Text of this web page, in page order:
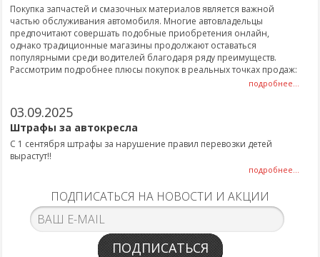
Покупка запчастей и смазочных материалов является важной
частью обслуживания автомобиля. Многие автовладельцы
предпочитают совершать подобные приобретения онлайн,
однако традиционные магазины продолжают оставаться
популярными среди водителей благодаря ряду преимуществ.
Рассмотрим подробнее плюсы покупок в реальных точках продаж:
подробнее...
03.09.2025
Штрафы за автокресла
С 1 сентября штрафы за нарушение правил перевозки детей
вырастут!!
подробнее...
ПОДПИСАТЬСЯ НА НОВОСТИ И АКЦИИ
ПОДПИСАТЬСЯ